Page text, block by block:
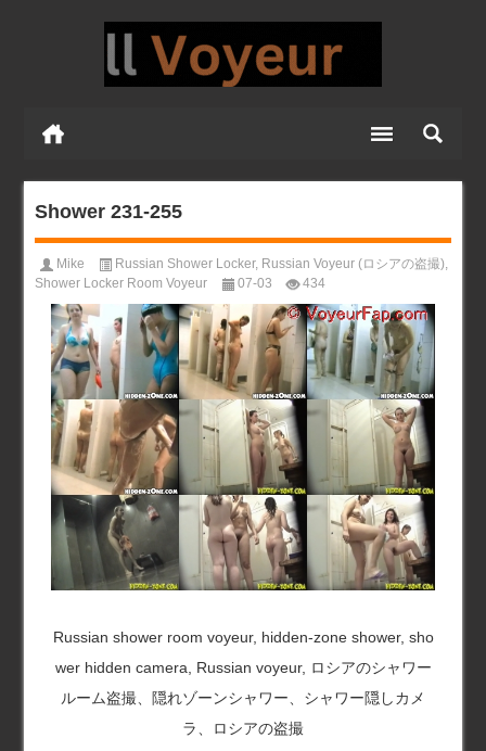
Shower 231-255
Mike Russian Shower Locker, Russian Voyeur (ロシアの盗撮)
Shower Locker Room Voyeur
07-03 434
Russian shower room voyeur, hidden-zone shower, sho
wer hidden camera, Russian voyeur, ロシアのシャワー
ルーム盗撮、隠れゾーンシャワー、シャワー隠しカメ
ラ、ロシアの盗撮